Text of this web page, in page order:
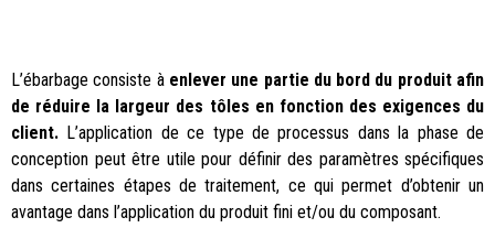
L’ébarbage consiste à enlever une partie du bord du produit afin
de réduire la largeur des tôles en fonction des exigences du
client. L’application de ce type de processus dans la phase de
conception peut être utile pour définir des paramètres spécifiques
dans certaines étapes de traitement, ce qui permet d’obtenir un
avantage dans l’application du produit fini et/ou du composant.